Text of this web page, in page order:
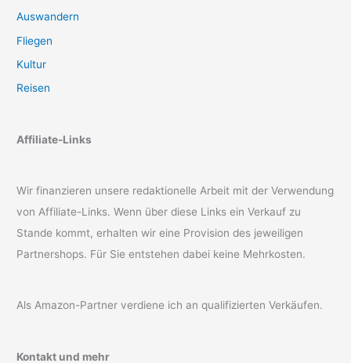
Auswandern
Fliegen
Kultur
Reisen
Affiliate-Links
Wir finanzieren unsere redaktionelle Arbeit mit der Verwendung
von Affiliate-Links. Wenn über diese Links ein Verkauf zu
Stande kommt, erhalten wir eine Provision des jeweiligen
Partnershops. Für Sie entstehen dabei keine Mehrkosten.
Als Amazon-Partner verdiene ich an qualifizierten Verkäufen.
Kontakt und mehr